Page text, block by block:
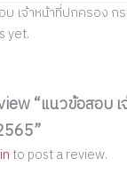
บ เจ้าหน้าที่ปกครอง
yet.
“แนวข้อสอบ
to post a review.